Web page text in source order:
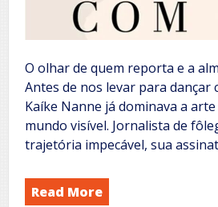
O olhar de quem reporta e a
Antes de nos levar para dançar
Kaíke Nanne já dominava a
mundo visível. Jornalista de
trajetória impecável, sua
Read More